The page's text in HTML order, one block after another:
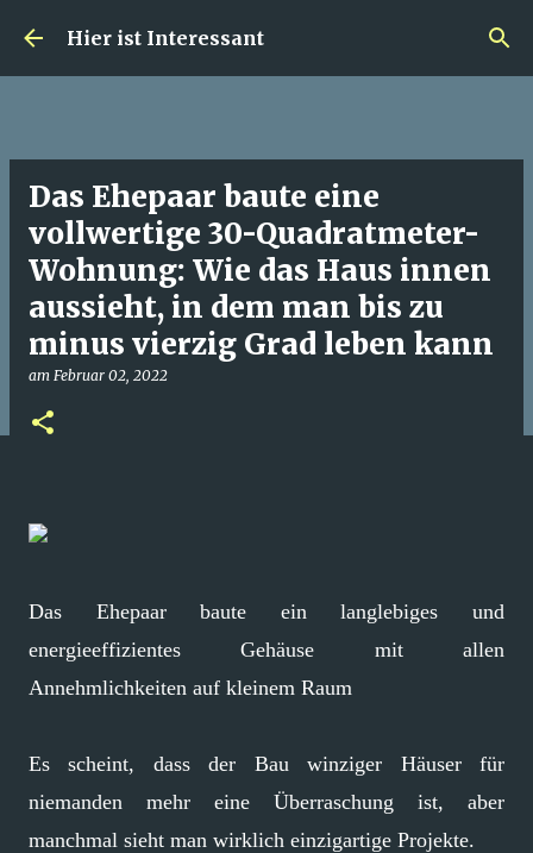
Direkt zum Hauptbereich
Hier ist Interessant
Das Ehepaar baute eine
vollwertige 30-Quadratmeter-
Wohnung: Wie das Haus innen
aussieht, in dem man bis zu
minus vierzig Grad leben kann
am Februar 02, 2022
Das Ehepaar baute ein langlebiges und
energieeffizientes Gehäuse mit allen
Annehmlichkeiten auf kleinem Raum
Es scheint, dass der Bau winziger Häuser für
niemanden mehr eine Überraschung ist, aber
manchmal sieht man wirklich einzigartige Projekte.